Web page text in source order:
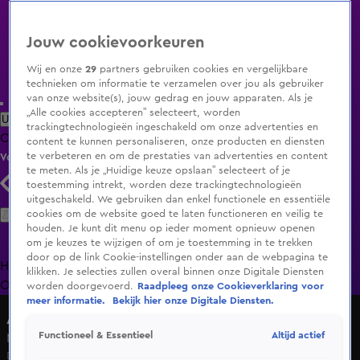
Uitzending Gemist Populaire programma's Zenders Genres
ClipsFilmsRadioSmart TV inlogShop
Volg KIJK
Zoeken
HomeUitzending Gemist Programma's De Bondgenoten
OranjezomerLivestreamsShop
A.S.S. - Anti Survival Show
Melle niet blij met Ozempic-uitspraak Marc: "Schijnheilig"
Di 9 juni, 19:58
Jouw cookievoorkeuren
Wij en onze29 partners gebruiken cookies en vergelijkbare
technieken om informatie te verzamelen over jou als gebruiker
van onze website(s), jouw gedrag en jouw apparaten. Als je
„Alle cookies accepteren” selecteert, worden
trackingtechnologieën ingeschakeld om onze advertenties en
content te kunnen personaliseren, onze producten en diensten
te verbeteren en om de prestaties van advertenties en content
te meten. Als je „Huidige keuze opslaan” selecteert of je
toestemming intrekt, worden deze trackingtechnologieën
uitgeschakeld. We gebruiken dan enkel functionele en essentiële
cookies om de website goed te laten functioneren en veilig te
houden. Je kunt dit menu op ieder moment opnieuw openen
om je keuzes te wijzigen of om je toestemming in te trekken
door op de link Cookie-instellingen onder aan de webpagina te
klikken. Je selecties zullen overal binnen onze Digitale Diensten
worden doorgevoerd.
Raadpleeg onze Cookieverklaring voor
meer informatie.
Bekijk hier onze Digitale Diensten.
Functioneel & Essentieel Altijd actief